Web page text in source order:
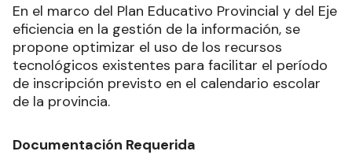
En el marco del Plan Educativo Provincial y del Eje
eficiencia en la gestión de la información, se
propone optimizar el uso de los recursos
tecnológicos existentes para facilitar el período
de inscripción previsto en el calendario escolar
de la provincia.
Documentación Requerida